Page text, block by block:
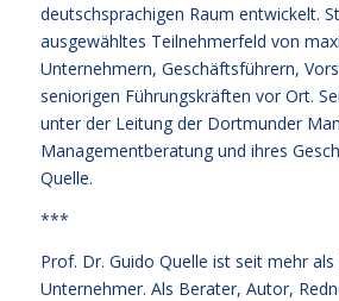
deutschsprachigen Raum entwickelt.
ausgewähltes Teilnehmerfeld von
Unternehmern, Geschäftsführern,
seniorigen Führungskräften vor Ort.
unter der Leitung der Dortmunder
Managementberatung und ihres
Quelle.
***
Prof. Dr. Guido Quelle ist seit mehr als
Unternehmer. Als Berater, Autor,